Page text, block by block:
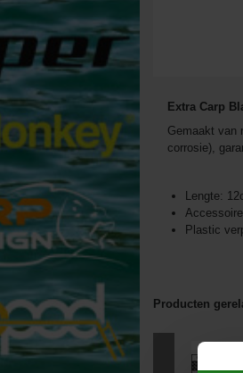
Extra Carp
Gemaakt van
corrosie),
Lengte:
Plastic
Producten